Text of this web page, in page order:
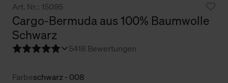
Art. Nr.: 15095
Cargo-Bermuda aus 100% Baumwolle
Schwarz
5418 Bewertungen
Farbeschwarz - 008